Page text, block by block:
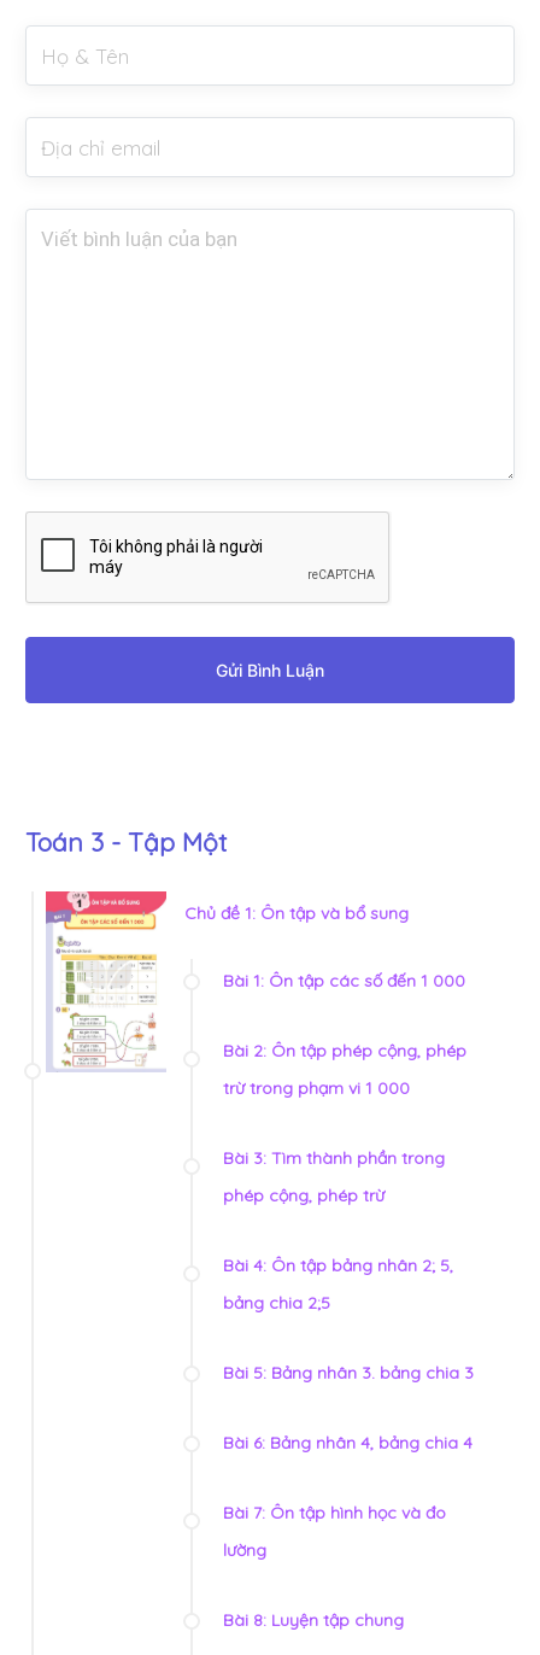
Gửi Bình Luận
Toán 3 - Tập Một
Chủ đề 1: Ôn tập và bổ sung
Bài 1: Ôn tập các số đến 1 000
Bài 2: Ôn tập phép cộng, phép
trừ trong phạm vi 1 000
Bài 3: Tìm thành phần trong
phép cộng, phép trừ
Bài 4: Ôn tập bảng nhân 2; 5,
bảng chia 2;5
Bài 5: Bảng nhân 3. bảng chia 3
Bài 6: Bảng nhân 4, bảng chia 4
Bài 7: Ôn tập hình học và đo
lường
Bài 8: Luyện tập chung